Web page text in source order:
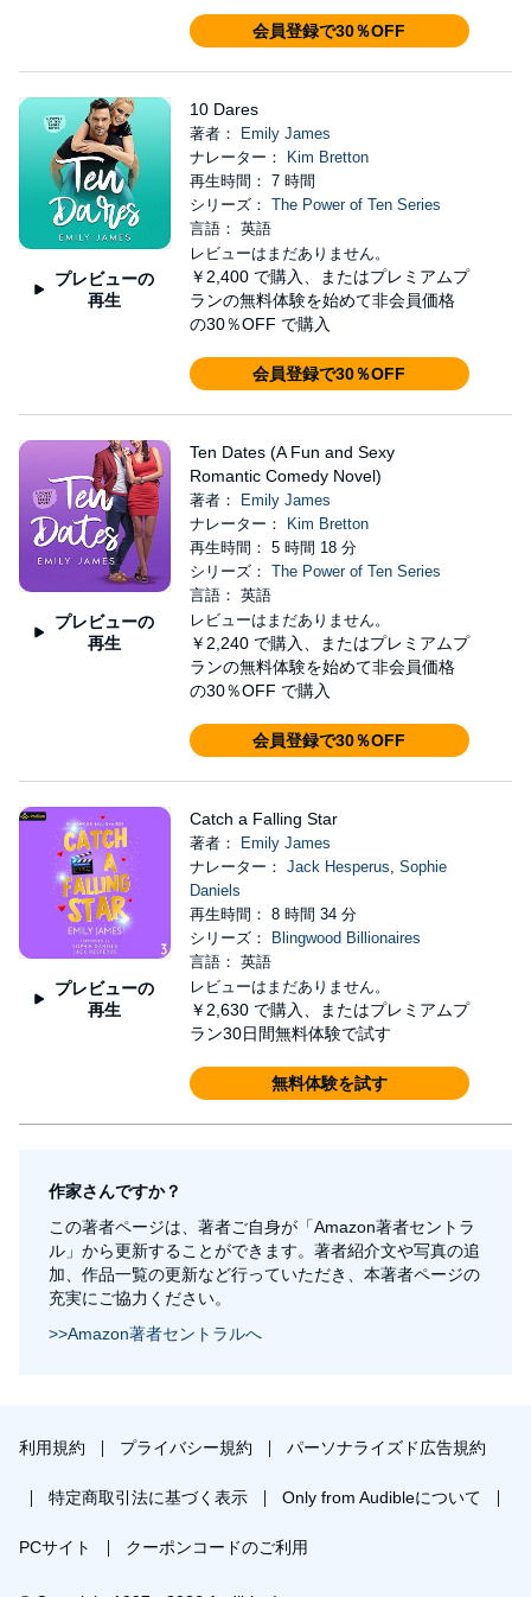
会員登録で30％OFF
プレビューの
再生
10 Dares
著者：
Emily James
ナレーター：
Kim Bretton
再生時間： 7 時間
シリーズ： The Power of Ten Series
言語： 英語
レビューはまだありません。
￥2,400 で購入、またはプレミアムプ
ランの無料体験を始めて非会員価格
の30％OFF で購入
会員登録で30％OFF
プレビューの
再生
Ten Dates (A Fun and Sexy
Romantic Comedy Novel)
著者：
Emily James
ナレーター：
Kim Bretton
再生時間： 5 時間 18 分
シリーズ： The Power of Ten Series
言語： 英語
レビューはまだありません。
￥2,240 で購入、またはプレミアムプ
ランの無料体験を始めて非会員価格
の30％OFF で購入
会員登録で30％OFF
プレビューの
再生
Catch a Falling Star
著者：
Emily James
ナレーター： Jack Hesperus, Sophie
Daniels
再生時間： 8 時間 34 分
シリーズ：
Blingwood Billionaires
言語： 英語
レビューはまだありません。
￥2,630 で購入、またはプレミアムプ
ラン30日間無料体験で試す
無料体験を試す
作家さんですか？
この著者ページは、著者ご自身が「Amazon著者セントラ
ル」から更新することができます。著者紹介文や写真の追
加、作品一覧の更新など行っていただき、本著者ページの
充実にご協力ください。
>>Amazon著者セントラルへ
利用規約 プライバシー規約 パーソナライズド広告規約
特定商取引法に基づく表示 Only from Audibleについて
PCサイト クーポンコードのご利用